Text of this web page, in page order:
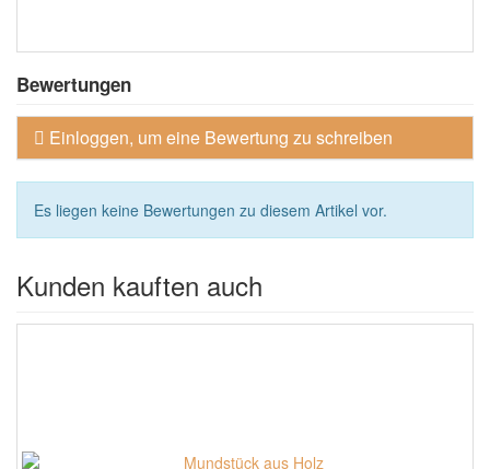
Bewertungen
Einloggen, um eine Bewertung zu schreiben
Es liegen keine Bewertungen zu diesem Artikel vor.
Kunden kauften auch